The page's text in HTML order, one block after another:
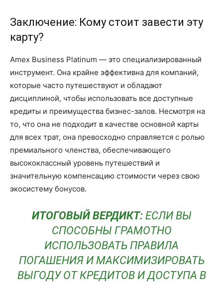
Заключение: Кому стоит завести эту
карту?
Amex Business Platinum — это специализированный
инструмент. Она крайне эффективна для компаний,
которые часто путешествуют и обладают
дисциплиной, чтобы использовать все доступные
кредиты и преимущества бизнес-залов. Несмотря на
то, что она не подходит в качестве основной карты
для всех трат, она превосходно справляется с ролью
премиального членства, обеспечивающего
высококлассный уровень путешествий и
значительную компенсацию стоимости через свою
экосистему бонусов.
ИТОГОВЫЙ ВЕРДИКТ:ЕСЛИ ВЫ
СПОСОБНЫ ГРАМОТНО
ИСПОЛЬЗОВАТЬ ПРАВИЛА
ПОГАШЕНИЯ И МАКСИМИЗИРОВАТЬ
ВЫГОДУ ОТ КРЕДИТОВ И ДОСТУПА В